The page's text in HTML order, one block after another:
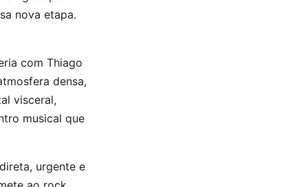
nova etapa.
com Thiago
densa,
visceral,
musical que
urgente e